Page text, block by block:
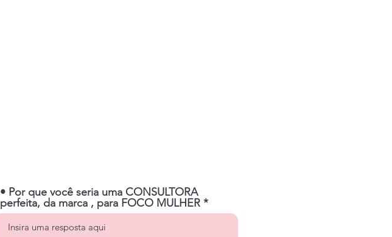
• Por que você seria uma CONSULTORA
perfeita, da marca , para FOCO MULHER